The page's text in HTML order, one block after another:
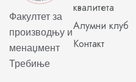
Факултет за
производњу и
менаџмент
Требиње
квалитета
Алумни клуб
Контакт